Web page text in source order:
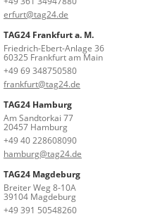
erfurt@tag24.de
TAG24 Frankfurt a. M.
Friedrich-Ebert-Anlage 36
60325 Frankfurt am Main
+49 69 348750580
frankfurt@tag24.de
TAG24 Hamburg
Am Sandtorkai 77
20457 Hamburg
+49 40 228608090
hamburg@tag24.de
TAG24 Magdeburg
Breiter Weg 8-10A
39104 Magdeburg
+49 391 50548260